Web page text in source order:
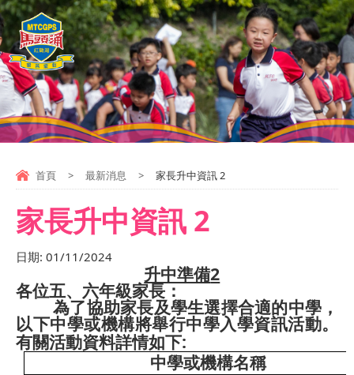
首頁 > 最新消息 > 家長升中資訊 2
家長升中資訊 2
日期: 01/11/2024
升中準備2
各位五、六年級家長：
為了協助家長及學生選擇合適的中學，
以下中學或機構將舉行中學入學資訊活動。
有關活動資料詳情如下:
中學或機構名稱